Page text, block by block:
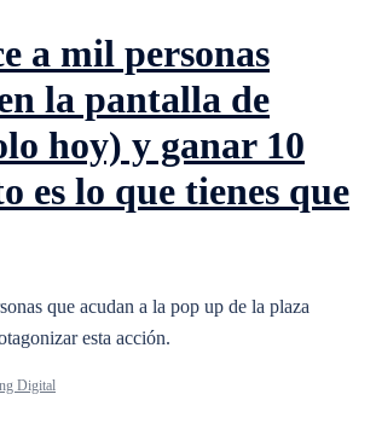
a mil personas
la pantalla de
hoy) y ganar 10
es lo que tienes que
que acudan a la pop up de la plaza
esta acción.
Digital